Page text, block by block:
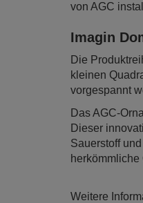
von AGC
Imagin
Die
kleinen
vorgespannt
Das AGC-
Dieser
Sauerstoff
Weitere